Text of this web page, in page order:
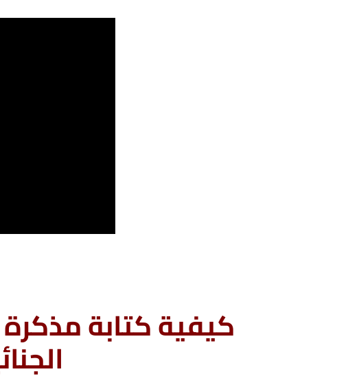
كيفية كتابة